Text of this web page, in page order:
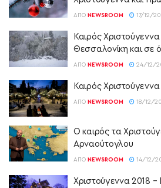
ΑΠΌ NEWSROOM 17/12/
Καιρός
Θεσσαλονίκη και σε
ΑΠΌ NEWSROOM 24/12/
Καιρός
ΑΠΌ NEWSROOM 18/12/
Ο καιρός τα
Αρναούτογλου
ΑΠΌ NEWSROOM 14/12/
Χριστούγεννα 2018